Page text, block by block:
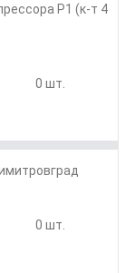
Р1 (к-т 4
0 шт.
0 шт.